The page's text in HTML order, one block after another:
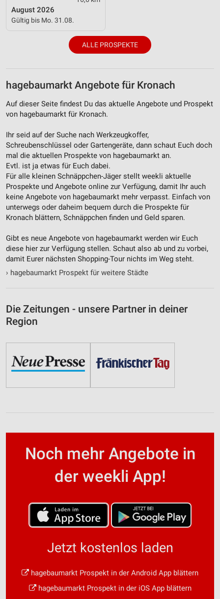
August 2026
Gültig bis Mo. 31.08.
ALLE PROSPEKTE
hagebaumarkt Angebote für Kronach
Auf dieser Seite findest Du das aktuelle Angebote und Prospekt
von hagebaumarkt für Kronach.
Ihr seid auf der Suche nach Werkzeugkoffer,
Schreubenschlüssel oder Gartengeräte, dann schaut Euch doch
mal die aktuellen Prospekte von hagebaumarkt an.
Evtl. ist ja etwas für Euch dabei.
Für alle kleinen Schnäppchen-Jäger stellt weekli aktuelle
Prospekte und Angebote online zur Verfügung, damit Ihr auch
keine Angebote von hagebaumarkt mehr verpasst. Einfach von
unterwegs oder daheim bequem durch die Prospekte für
Kronach blättern, Schnäppchen finden und Geld sparen.
Gibt es neue Angebote von hagebaumarkt werden wir Euch
diese hier zur Verfügung stellen. Schaut also ab und zu vorbei,
damit Eurer nächsten Shopping-Tour nichts im Weg steht.
› hagebaumarkt Prospekt für weitere Städte
Die Zeitungen - unsere Partner in deiner
Region
Noch mehr Angebote in
der weekli App!
Jetzt kostenlos laden
hagebaumarkt Prospekt in der Android App blättern
hagebaumarkt Prospekt in der iOS App blättern
Verwendung genauer Standortdaten
Informationen identifizieren
Performance
Funktional
Werbung